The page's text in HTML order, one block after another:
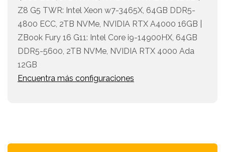
Z8 G5 TWR: Intel Xeon w7-3465X, 64GB DDR5-
4800 ECC, 2TB NVMe, NVIDIA RTX A4000 16GB |
ZBook Fury 16 G11: Intel Core i9-14900HX, 64GB
DDR5-5600, 2TB NVMe, NVIDIA RTX 4000 Ada
12GB
Encuentra más configuraciones